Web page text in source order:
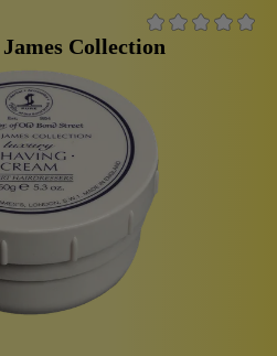
Collection